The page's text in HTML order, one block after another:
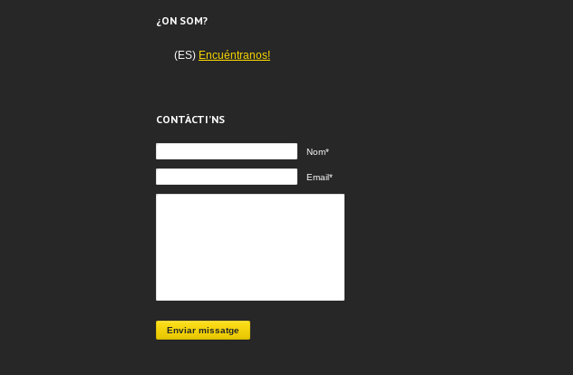
¿ON SOM?
(ES) Encuéntranos!
CONTÀCTI’NS
Nom*
Email*
Enviar missatge